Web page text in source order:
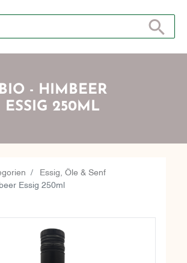
Zum Beispiel Wein, Fleisch, Keramik,
Suche
BIO - HIMBEER
ESSIG 250ML
Essig, Öle & Senf
Essig 250ml